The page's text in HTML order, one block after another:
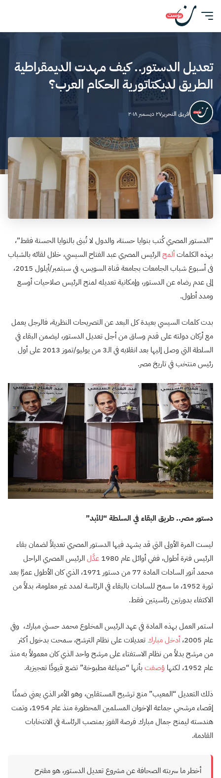
تعديل الدستور.. كيف مهدت الديمقراطية
الطريق لديكتاتورية الحكام العرب؟
فريق التحرير٢٧ ديسمبر ٢٠١٨
“الدستور المصري كُتب بنوايا حسنة، والدول لا تُبنى بالنوايا الحسنة فقط”،
بهذه الكلماتألمحالرئيس المصري عبد الفتاح السيسي، خلال لقائه بالشباب
فى أسبوع شباب الجامعات بجامعة قناة السويس، في سبتمبر/أيلول 2015،
إلى عدم رضاه عن الدستور، وإمكانية تعديله لمنح الرئيس صلاحيات أوسع
ومدد أطول.
بدت كلمات السيسي بعيدة كل البعد عن التصريحات النظرية، فالرجل يعمل
مع أركان دولته على قدم وساق من أجل تعديل الدستور، ليضمن البقاء في
السلطة التي وصل إليها بعد انقلابه في الـ3 من يوليو/تموز 2013 على أول
رئيس منتخب في تاريخ مصر.
دستور مصر.. طريق البقاء في السلطة “للأبد”
ليست المرة الأولى التي قد يشهد فيها الدستور المصري تعديلاً لضمان بقاء
الرئيس فترة أطول، ففي أوائل عام 1980
عدَّلالرئيس المصري الراحل
محمد أنور السادات المادة 77 من دستور 1971، الذي كان الأطول عمرًا بعد
ثورة 1952، ما سمح للسادات بالبقاء في الرئاسة لمدد غير معلومة، بدلاً من
الاكتفاء بدورتين رئاسيتين فقط.
استمر العمل بهذه المادة في عهد الرئيس المخلوع محمد حسني مبارك، وفي
عام 2005،
أدخل مباركتعديلات على نظام الترشح، سمحت بدخول أكثر
من مرشح بدلاً من نظام الاستفتاء على مرشح واحد الذي كان معمولاً به منذ
عام 1952، لكنها
وُصفت بأنها “صياغة مطبوخة” تضع قيودًا تعجيزية.
ذلك التعديل “المعيب” منع ترشيح المستقلين، وهو الأمر الذي يعني ضمنًا
إقصاء مرشحي جماعة الإخوان المسلمين المحظورة منذ عام 1954، وتمت
هندسته ليمنح جمال مبارك فرصة الفوز بمنصب الرئاسة في الانتخابات
القادمة.
أخطر ما سربته الصحافة عن مشروع تعديل الدستور، هو مقترح